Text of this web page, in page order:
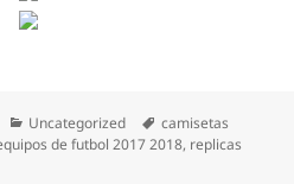
Categorías
Uncategorized Etiquetas
camisetas
de futbol 2017 2018, replicas